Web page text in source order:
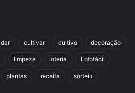
cultivar cultivo decoração
limpeza loteria Lotofácil
plantas receita sorteio